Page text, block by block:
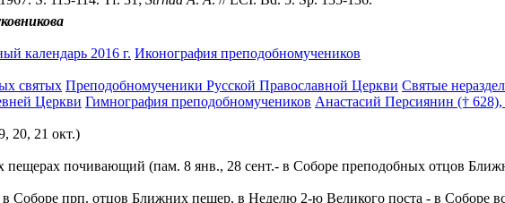
календарь 2016 г. Иконография преподобномучеников
святых Преподобномученики Русской Православной Церкви Святые
Церкви Гимнография преподобномучеников Анастасий Персиянин (†
20, 21 окт.)
почивающий (пам. 8 янв., 28 сент.- в Соборе преподобных отцов
Соборе прп. отцов Ближних пещер, в Неделю 2-ю Великого поста - в Соборе